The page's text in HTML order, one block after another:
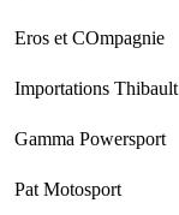
Eros et COmpagnie
Importations Thibault
Gamma Powersport
Pat Motosport